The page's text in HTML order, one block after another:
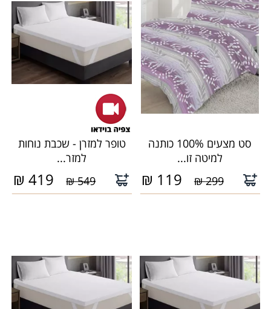
סט מצעים 100% כותנה
למיטה זו...
299 ₪
119
₪
טופר למזרן - שכבת נוחות
למזר...
549 ₪
419
₪